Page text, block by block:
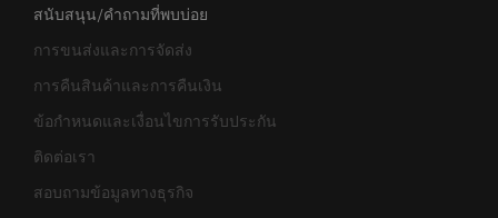
สนับสนุน/คำถามที่พบบ่อย
การขนส่งและการจัดส่ง
การคืนสินค้าและการคืนเงิน
ข้อกำหนดและเงื่อนไขการรับประกัน
ติดต่อเรา
สอบถามข้อมูลทางธุรกิจ